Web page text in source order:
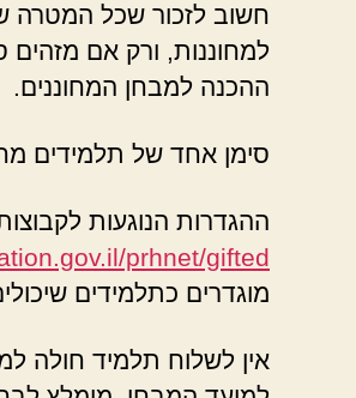
חשוב לזכור שכל המטרה
למחוננות, ורק אם
ההכנה למבחן המחוננים.
סימן אחד של תלמידים
ההגדרות הנוגעות
prhnet/gifted
מוגדרים כתלמידים
אין לשלוח תלמיד חולה